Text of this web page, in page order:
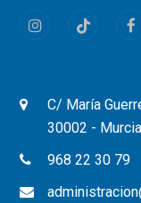
InstagramTiktok
C/ María
30002 - Murcia
968 22 30 79